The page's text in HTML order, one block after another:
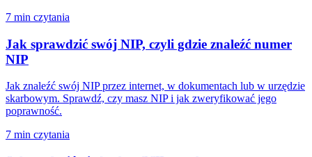
7 min czytania
Jak sprawdzić swój NIP, czyli gdzie znaleźć numer
NIP
Jak znaleźć swój NIP przez internet, w dokumentach lub w urzędzie
skarbowym. Sprawdź, czy masz NIP i jak zweryfikować jego
poprawność.
7 min czytania